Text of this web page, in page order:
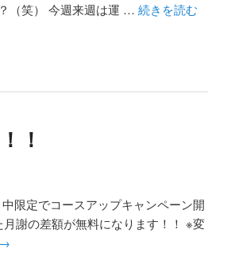
（笑） 今週来週は運 … 続きを読む
！
限定でコースアップキャンペーン開
謝の差額が無料になります！！ ※変
→